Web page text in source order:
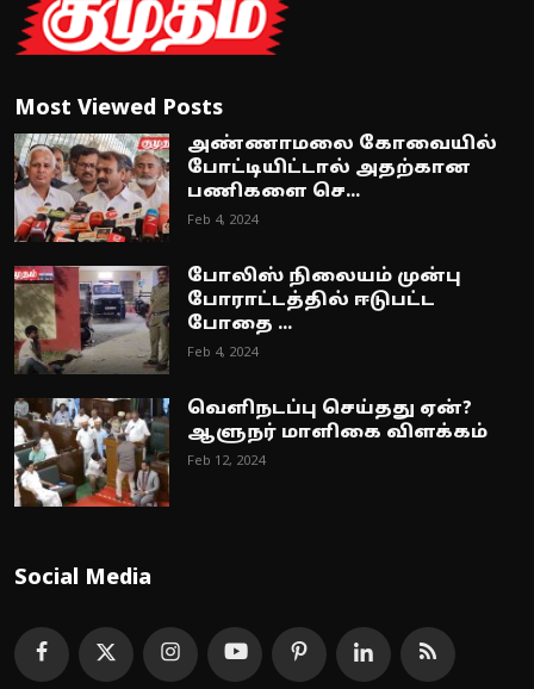
Most Viewed Posts
அண்ணாமலை கோவையில்
போட்டியிட்டால் அதற்கான
பணிகளை செ...
Feb 4, 2024
போலிஸ் நிலையம் முன்பு
போராட்டத்தில் ஈடுபட்ட
போதை ...
Feb 4, 2024
வெளிநடப்பு செய்தது ஏன்?
ஆளுநர் மாளிகை விளக்கம்
Feb 12, 2024
Social Media